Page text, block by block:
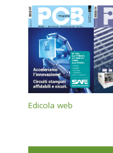
Edicola web